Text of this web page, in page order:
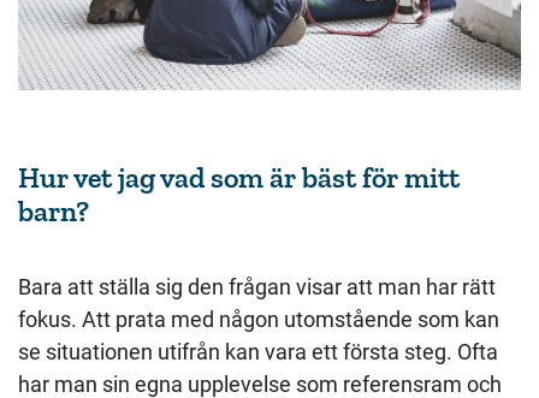
Hur vet jag vad som är bäst för mitt
barn?
Bara att ställa sig den frågan visar att man har rätt
fokus. Att prata med någon utomstående som kan
se situationen utifrån kan vara ett första steg. Ofta
har man sin egna upplevelse som referensram och